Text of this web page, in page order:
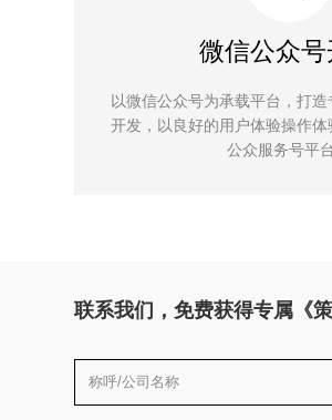
微信公众号
以微信公众号为承载平台，打
开发，以良好的用户体验操作
公众服务号平台
联系我们，免费获得专属《